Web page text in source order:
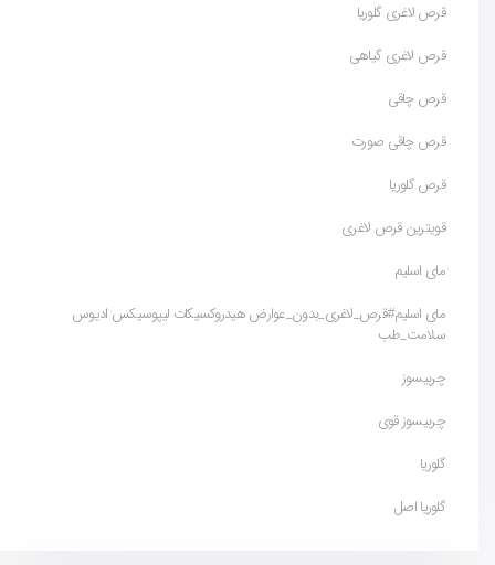
قرص لاغری گلوریا
قرص لاغری گیاهی
قرص چاقی
قرص چاقی صورت
قرص گلوریا
قویترین قرص لاغری
مای اسلیم
مای اسلیم#قرص_لاغری_بدون_عوارض هیدروکسیکات لیپوسیکس ادیوس
سلامت_طب
چربیسوز
چربیسوز قوی
گلوریا
گلوریا اصل